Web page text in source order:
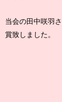
当会の田中咲羽
賞致しました。